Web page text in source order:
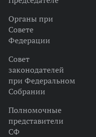
Органы при
Совете
Федерации
Совет
законодателей
при Федеральном
Собрании
Полномочные
представители
СФ